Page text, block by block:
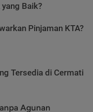
Baik?
Pinjaman KTA?
Tersedia di Cermati
Agunan